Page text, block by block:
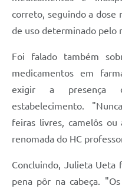
correto, seguindo a dose
de uso determinado pelo
Foi falado também
medicamentos em
exigir a presença
estabelecimento.
feiras livres, camelôs ou
renomada do HC
Concluindo, Julieta Ueta
pena pôr na cabeça.